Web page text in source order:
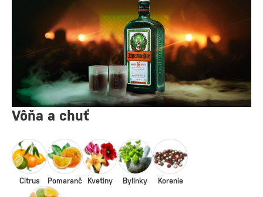
Vôňa a chuť
Citrus Pomaranč Kvetiny Bylinky Korenie